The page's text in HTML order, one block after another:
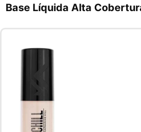
Base Líquida Alta